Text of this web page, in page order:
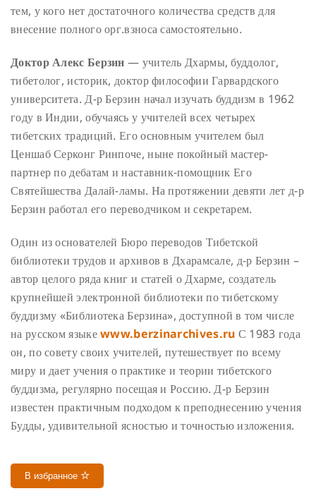
тем, у кого нет достаточного количества средств для
внесение полного орг.взноса самостоятельно.
Доктор Алекс Берзин — учитель Дхармы, буддолог,
тибетолог, историк, доктор философии Гарвардского
университета. Д-р Берзин начал изучать буддизм в 1962
году в Индии, обучаясь у учителей всех четырех
тибетских традиций. Его основным учителем был
Ценшаб Серконг Ринпоче, ныне покойный мастер-
партнер по дебатам и наставник-помощник Его
Святейшества Далай-ламы. На протяжении девяти лет д-р
Берзин работал его переводчиком и секретарем.
Один из основателей Бюро переводов Тибетской
библиотеки трудов и архивов в Дхарамсале, д-р Берзин –
автор целого ряда книг и статей о Дхарме, создатель
крупнейшей электронной библиотеки по тибетскому
буддизму «Библиотека Берзина», доступной в том числе
на русском языкеwww.berzinarchives.ru С 1983 года
он, по совету своих учителей, путешествует по всему
миру и дает учения о практике и теории тибетского
буддизма, регулярно посещая и Россию. Д-р Берзин
известен практичным подходом к преподнесению учения
Будды, удивительной ясностью и точностью изложения.
В избранное